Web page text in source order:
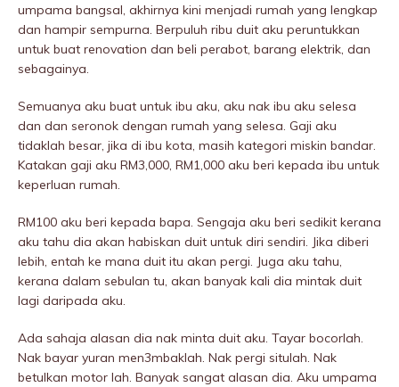
umpama bangsal, akhirnya kini menjadi rumah yang lengkap
dan hampir sempurna. Berpuluh ribu duit aku peruntukkan
untuk buat renovation dan beli perabot, barang elektrik, dan
sebagainya.
Semuanya aku buat untuk ibu aku, aku nak ibu aku selesa
dan dan seronok dengan rumah yang selesa. Gaji aku
tidaklah besar, jika di ibu kota, masih kategori miskin bandar.
Katakan gaji aku RM3,000, RM1,000 aku beri kepada ibu untuk
keperluan rumah.
RM100 aku beri kepada bapa. Sengaja aku beri sedikit kerana
aku tahu dia akan habiskan duit untuk diri sendiri. Jika diberi
lebih, entah ke mana duit itu akan pergi. Juga aku tahu,
kerana dalam sebulan tu, akan banyak kali dia mintak duit
lagi daripada aku.
Ada sahaja alasan dia nak minta duit aku. Tayar bocorlah.
Nak bayar yuran men3mbaklah. Nak pergi situlah. Nak
betulkan motor lah. Banyak sangat alasan dia. Aku umpama